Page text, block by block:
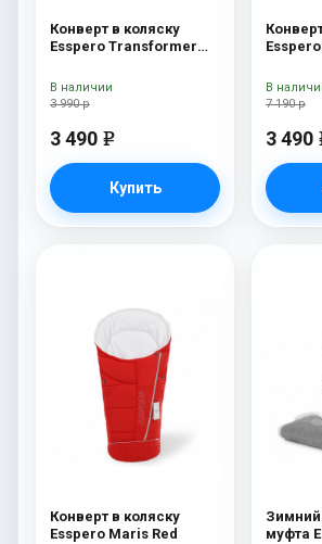
Конверт в коляску
Esspero Transformer
100% шерсть) Red
3 990 р
3 490 e
Купить
В наличии
мех) Red
7 190 р
3 490
В
Конверт в коляску
Esspero Maris Red
Зимний
муфта